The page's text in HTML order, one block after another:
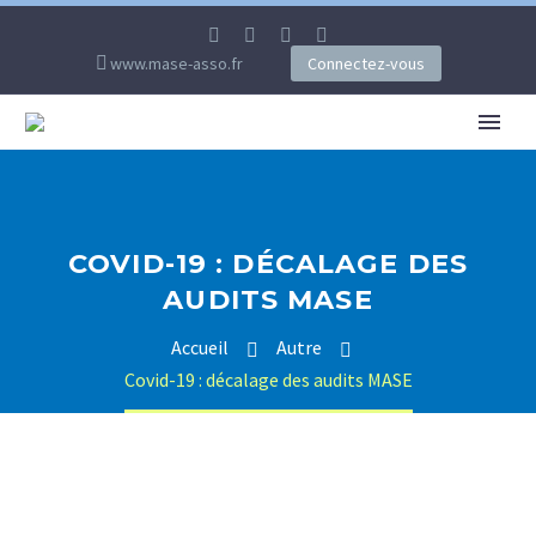
www.mase-asso.fr Connectez-vous
COVID-19 : DÉCALAGE DES
AUDITS MASE
Accueil
Autre
Covid-19 : décalage des audits MASE